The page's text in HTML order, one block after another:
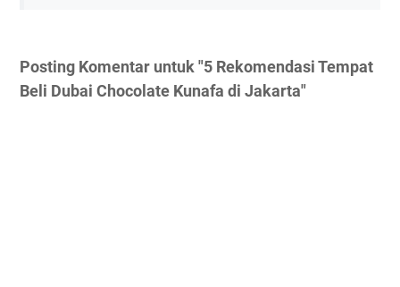
Posting Komentar untuk "5 Rekomendasi Tempat
Beli Dubai Chocolate Kunafa di Jakarta"